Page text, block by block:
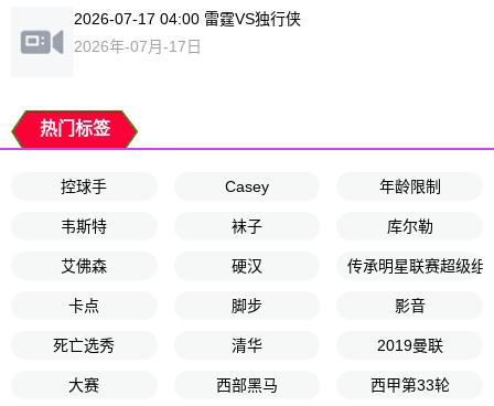
2026-07-17 04:00 雷霆VS独行侠
2026年-07月-17日
热门标签
控球手 Casey 年龄限制
韦斯特 袜子 库尔勒
艾佛森 硬汉 传承明星联赛超级组
卡点 脚步 影音
死亡选秀 清华 2019曼联
大赛 西部黑马 西甲第33轮